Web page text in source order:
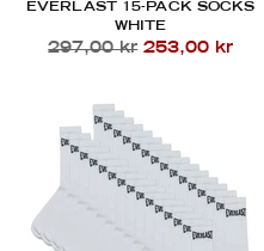
EVERLAST 15-PACK SOCKS
WHITE
Regular
297,00 kr 253,00 kr